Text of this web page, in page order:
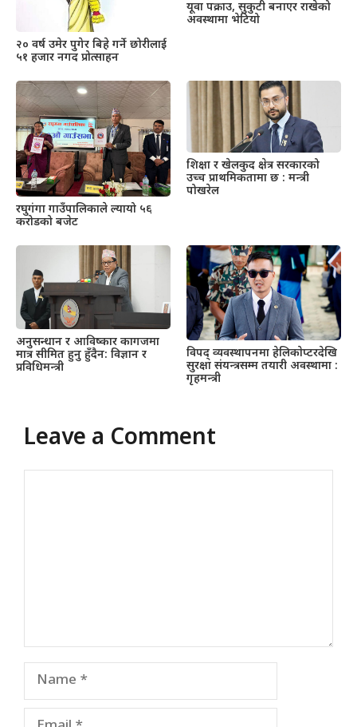
२० वर्ष उमेर पुगेर बिहे गर्ने छोरीलाई
५१ हजार नगद प्रोत्साहन
यूवा पक्राउ, सुकुटी बनाएर राखेको
अवस्थामा भेटियो
रघुगंगा गाउँपालिकाले ल्यायो ५६
करोडको बजेट
शिक्षा र खेलकुद क्षेत्र सरकारको
उच्च प्राथमिकतामा छ : मन्त्री
पोखरेल
अनुसन्धान र आविष्कार कागजमा
मात्र सीमित हुनु हुँदैन: विज्ञान र
प्रविधिमन्त्री
विपद् व्यवस्थापनमा हेलिकाेप्टरदेखि
सुरक्षा संयन्त्रसम्म तयारी अवस्थामा :
गृहमन्त्री
Leave a Comment
Name
Email